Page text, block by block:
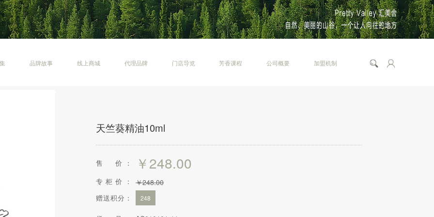
品牌故事 线上商城 代理品牌 门店导览 芳香课程 公司概要 加盟机制
天竺葵精油10ml
售 价： ￥248.00
专柜价： ￥248.00
赠送积分：
248